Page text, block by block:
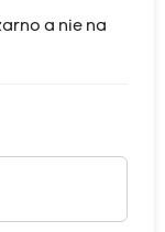
a nie na